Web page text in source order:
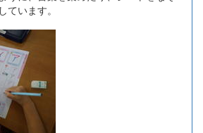
ています。